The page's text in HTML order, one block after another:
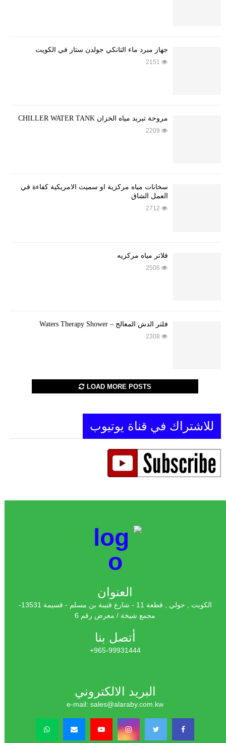
جهاز مبرد ماء التانكي جولدن ستار في الكويت
2151
مروحة تبريد مياه الخزان CHILLER WATER TANK
2209
سخانات مياه مركزية او سميث الأمريكية كفاءة في
العمل الشاق
2712
فلاتر مياه مركزيه
2506
فلتر الدش المعالج – Waters Therapy Shower
2308
LOAD MORE POSTS
للاشتراك في قناة يوتيوب
العنوان
الكويت , حولي , قطعة 11 - شارع قتيبة بن مسلم - قسيمة 13531-
مجمع شيخة / معرض رقم 6
أتصل بنا
965-99931444+
البريد الالكتروني
e-mail: sales@alaraby.com.kw